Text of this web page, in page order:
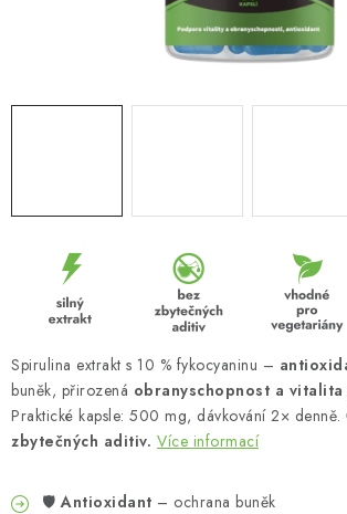
Recenze
Věrnostní
Proč Botanic?
Kontakty
Spirulina extrakt s 10 % fykocyaninu –
buněk, přirozená obranyschopnost a vitalita
Praktické kapsle: 500 mg, dávkování 2× denně.
zbytečných aditiv. Více informací
🛡️Antioxidant – ochrana buněk